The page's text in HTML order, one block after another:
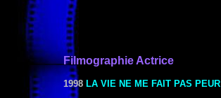
Filmographie Actrice
1998 LA VIE NE ME FAIT PAS PEUR